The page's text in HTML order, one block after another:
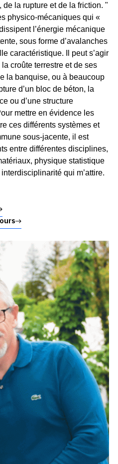
la rupture et de la friction. "
physico-mécaniques qui «
l’énergie mécanique
sous forme d’avalanches
caractéristique. Il peut s’agir
croûte terrestre et de ses
la banquise, ou à beaucoup
d’un bloc de béton, la
ou d’une structure
mettre en évidence les
ces différents systèmes et
sous-jacente, il est
entre différentes disciplines,
physique statistique
qui m’attire.